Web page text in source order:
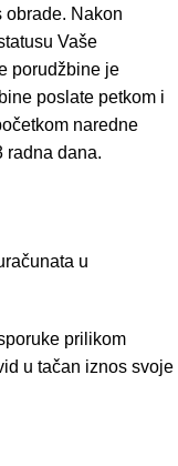
obrade. Nakon
Vaše
porudžbine je
poslate petkom i
naredne
radna dana.
u
prilikom
u tačan iznos svoje